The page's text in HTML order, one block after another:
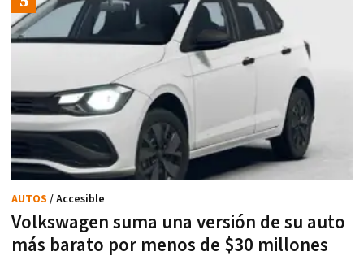
Volkswagen suma una versión de su auto
más barato por menos de $30 millones
AUTOS / Accesible